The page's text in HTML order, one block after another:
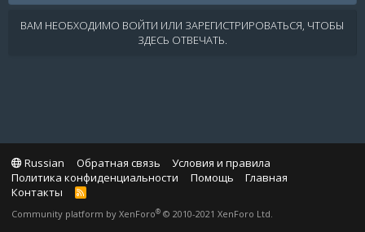
a
c
t
ВАМ НЕОБХОДИМО ВОЙТИ ИЛИ ЗАРЕГИСТРИРОВАТЬСЯ, ЧТОБЫ
ЗДЕСЬ ОТВЕЧАТЬ.
Russian Обратная связь
Условия и правила
Политика конфиденциальности
Помощь
Главная
Контакты
R
S
Community platform by XenForo® © 2010-2021 XenForo Ltd.